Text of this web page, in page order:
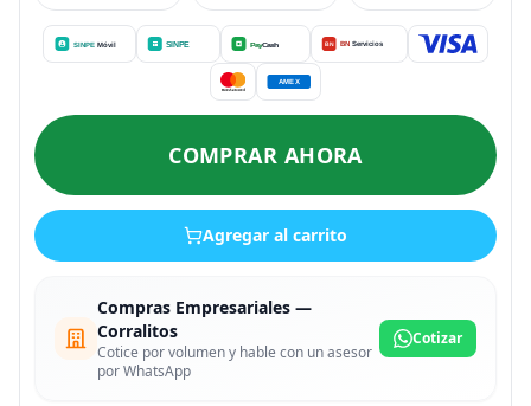
COMPRAR AHORA
Agregar al carrito
Compras Empresariales —
Corralitos
Cotice por volumen y hable con un asesor
por WhatsApp
Cotizar